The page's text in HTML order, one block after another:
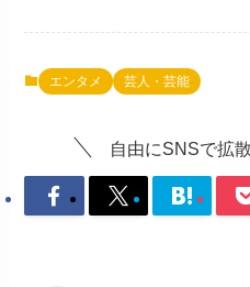
エンタメ 芸人・芸能
自由にSNSで拡